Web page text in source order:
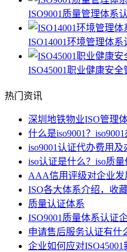
ISO9001质量管理体系
ISO14001环境管理体系
ISO45001职业健康安全
热门资讯
深圳地铁物业ISO管理
什么是iso9001？
iso9001认证代办费用及
iso认证是什么？iso质
AAA信用评级对企业发
ISO各大体系介绍，收
质量认证体系
ISO9001质量体系认证
申请售后服务认证有什
企业如何应对ISO45001